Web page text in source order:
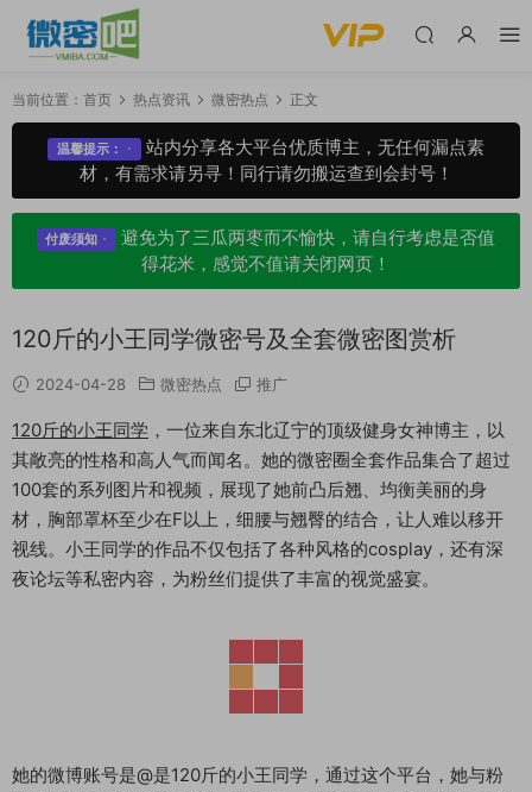
当前位置： 首页 热点资讯 微密热点 正文
温馨提示：
站内分享各大平台优质博主，无任何漏点素
材，有需求请另寻！同行请勿搬运查到会封号！
付废须知
避免为了三瓜两枣而不愉快，请自行考虑是否值
得花米，感觉不值请关闭网页！
120斤的小王同学微密号及全套微密图赏析
2024-04-28 微密热点 推广
120斤的小王同学 ，一位来自东北辽宁的顶级健身女神博主，以
其敞亮的性格和高人气而闻名。她的微密圈全套作品集合了超过
100套的系列图片和视频，展现了她前凸后翘、均衡美丽的身
材，胸部罩杯至少在F以上，细腰与翘臀的结合，让人难以移开
视线。小王同学的作品不仅包括了各种风格的cosplay，还有深
夜论坛等私密内容，为粉丝们提供了丰富的视觉盛宴。
她的微博账号是@是120斤的小王同学，通过这个平台，她与粉